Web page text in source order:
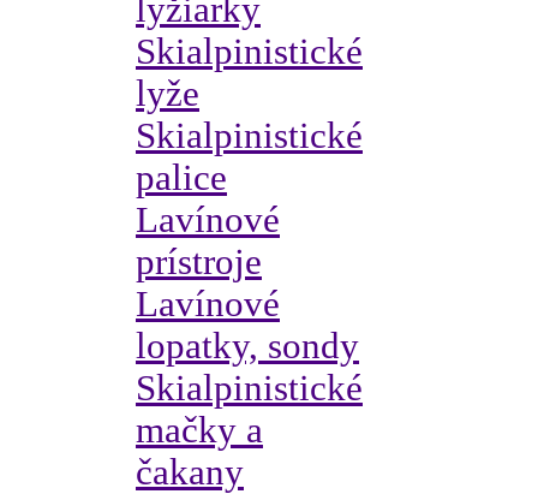
lyžiarky
Skialpinistické
lyže
Skialpinistické
palice
Lavínové
prístroje
Lavínové
lopatky, sondy
Skialpinistické
mačky a
čakany